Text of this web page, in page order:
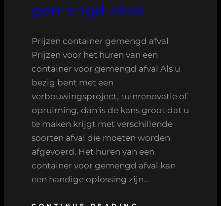
gemengd afval
Prijzen container gemengd afval
Prijzen voor het huren van een
container voor gemengd afval Als u
bezig bent met een
verbouwingsproject, tuinrenovatie of
opruiming, dan is de kans groot dat u
te maken krijgt met verschillende
soorten afval die moeten worden
afgevoerd. Het huren van een
container voor gemengd afval kan
een handige oplossing zijn…